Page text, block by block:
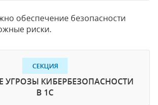
обеспечение безопасности
риски.
СЕКЦИЯ
УГРОЗЫ КИБЕРБЕЗОПАСНОСТИ
В 1С